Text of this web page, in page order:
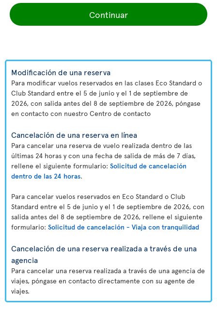
Continuar
Modificación de una reserva
Para modificar vuelos reservados en las clases Eco Standard o
Club Standard entre el 5 de junio y el 1 de septiembre de
2026, con salida antes del 8 de septiembre de 2026, póngase
en contacto con nuestro Centro de contacto
Cancelación de una reserva en línea
Para cancelar una reserva de vuelo realizada dentro de las
últimas 24 horas y con una fecha de salida de más de 7 días,
rellene el siguiente formulario: Solicitud de cancelación
dentro de las 24 horas.
Para cancelar vuelos reservados en Eco Standard o Club
Standard entre el 5 de junio y el 1 de septiembre de 2026, con
salida antes del 8 de septiembre de 2026, rellene el siguiente
formulario: Solicitud de cancelación - Viaja con tranquilidad
Cancelación de una reserva realizada a través de una
agencia
Para cancelar una reserva realizada a través de una agencia de
viajes, póngase en contacto directamente con su agente de
viajes.